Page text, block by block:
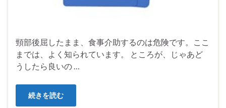
頸部後屈したまま、食事介助するのは危険です。ここ
までは、よく知られています。 ところが、じゃあど
うしたら良いの …
続きを読む